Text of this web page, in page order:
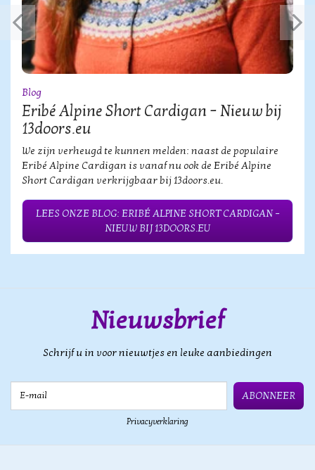
Blog
Eribé Alpine Short Cardigan – Nieuw bij
13doors.eu
We zijn verheugd te kunnen melden: naast de populaire
Eribé Alpine Cardigan is vanaf nu ook de Eribé Alpine
Short Cardigan verkrijgbaar bij 13doors.eu.
LEES ONZE BLOG: ERIBÉ ALPINE SHORT CARDIGAN –
NIEUW BIJ 13DOORS.EU
Nieuwsbrief
Schrijf u in voor nieuwtjes en leuke aanbiedingen
ABONNEER
Privacyverklaring